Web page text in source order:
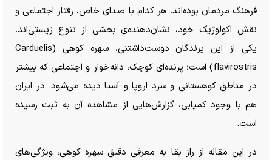
فرهنگ مردمان بوده‌اند. هر کدام با صدای خاص، رفتار اجتماعی و
نقش اکولوژیک خود، نشان‌دهنده‌ی بخشی از تنوع زیستی‌اند.
یکی از این پرندگان دوست‌داشتنی، سهره کوهی (Carduelis
flavirostris) است؛ پرنده‌ای کوچک، دانه‌خوار و اجتماعی که بیشتر
در مناطق کوهستانی و سرد اروپا و آسیا دیده می‌شود. در ایران
هم با وجود کمیابی، گزارش‌هایی از مشاهده آن به ثبت رسیده
است.
در این مقاله از راز بقا به معرفی دقیق سهره کوهی، ویژگی‌های